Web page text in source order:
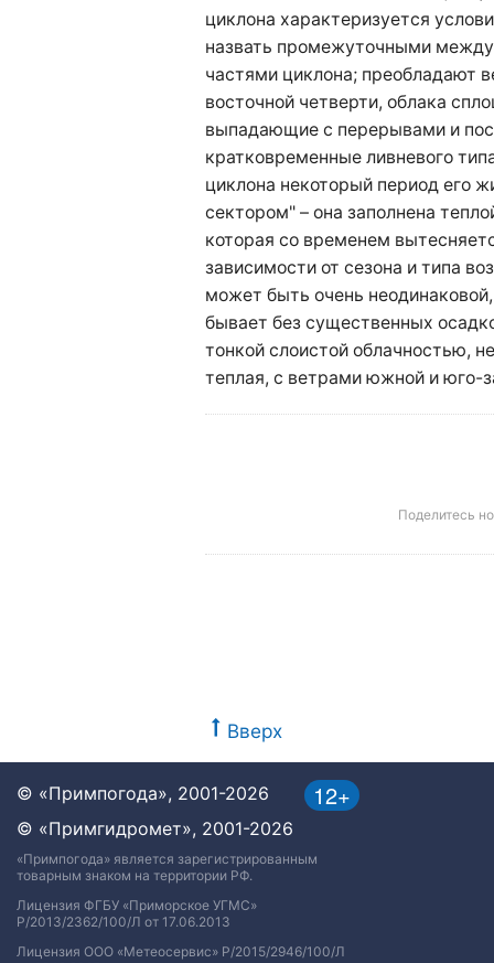
циклона характеризуется
назвать промежуточными
частями циклона; преобладают
восточной четверти, облака
выпадающие с перерывами и
кратковременные ливневого
циклона некоторый период его
сектором" – она заполнена
которая со временем
зависимости от сезона и типа
может быть очень
бывает без существенных
тонкой слоистой облачностью,
теплая, с ветрами южной и юго-
Поделитесь
Вверх
12+
© «Примпогода», 2001-2026
© «Примгидромет», 2001-2026
«Примпогода» является зарегистрированным
товарным знаком на территории РФ.
Лицензия ФГБУ «Приморское УГМС»
Р/2013/2362/100/Л от 17.06.2013
Лицензия ООО «Метеосервис» Р/2015/2946/100/Л